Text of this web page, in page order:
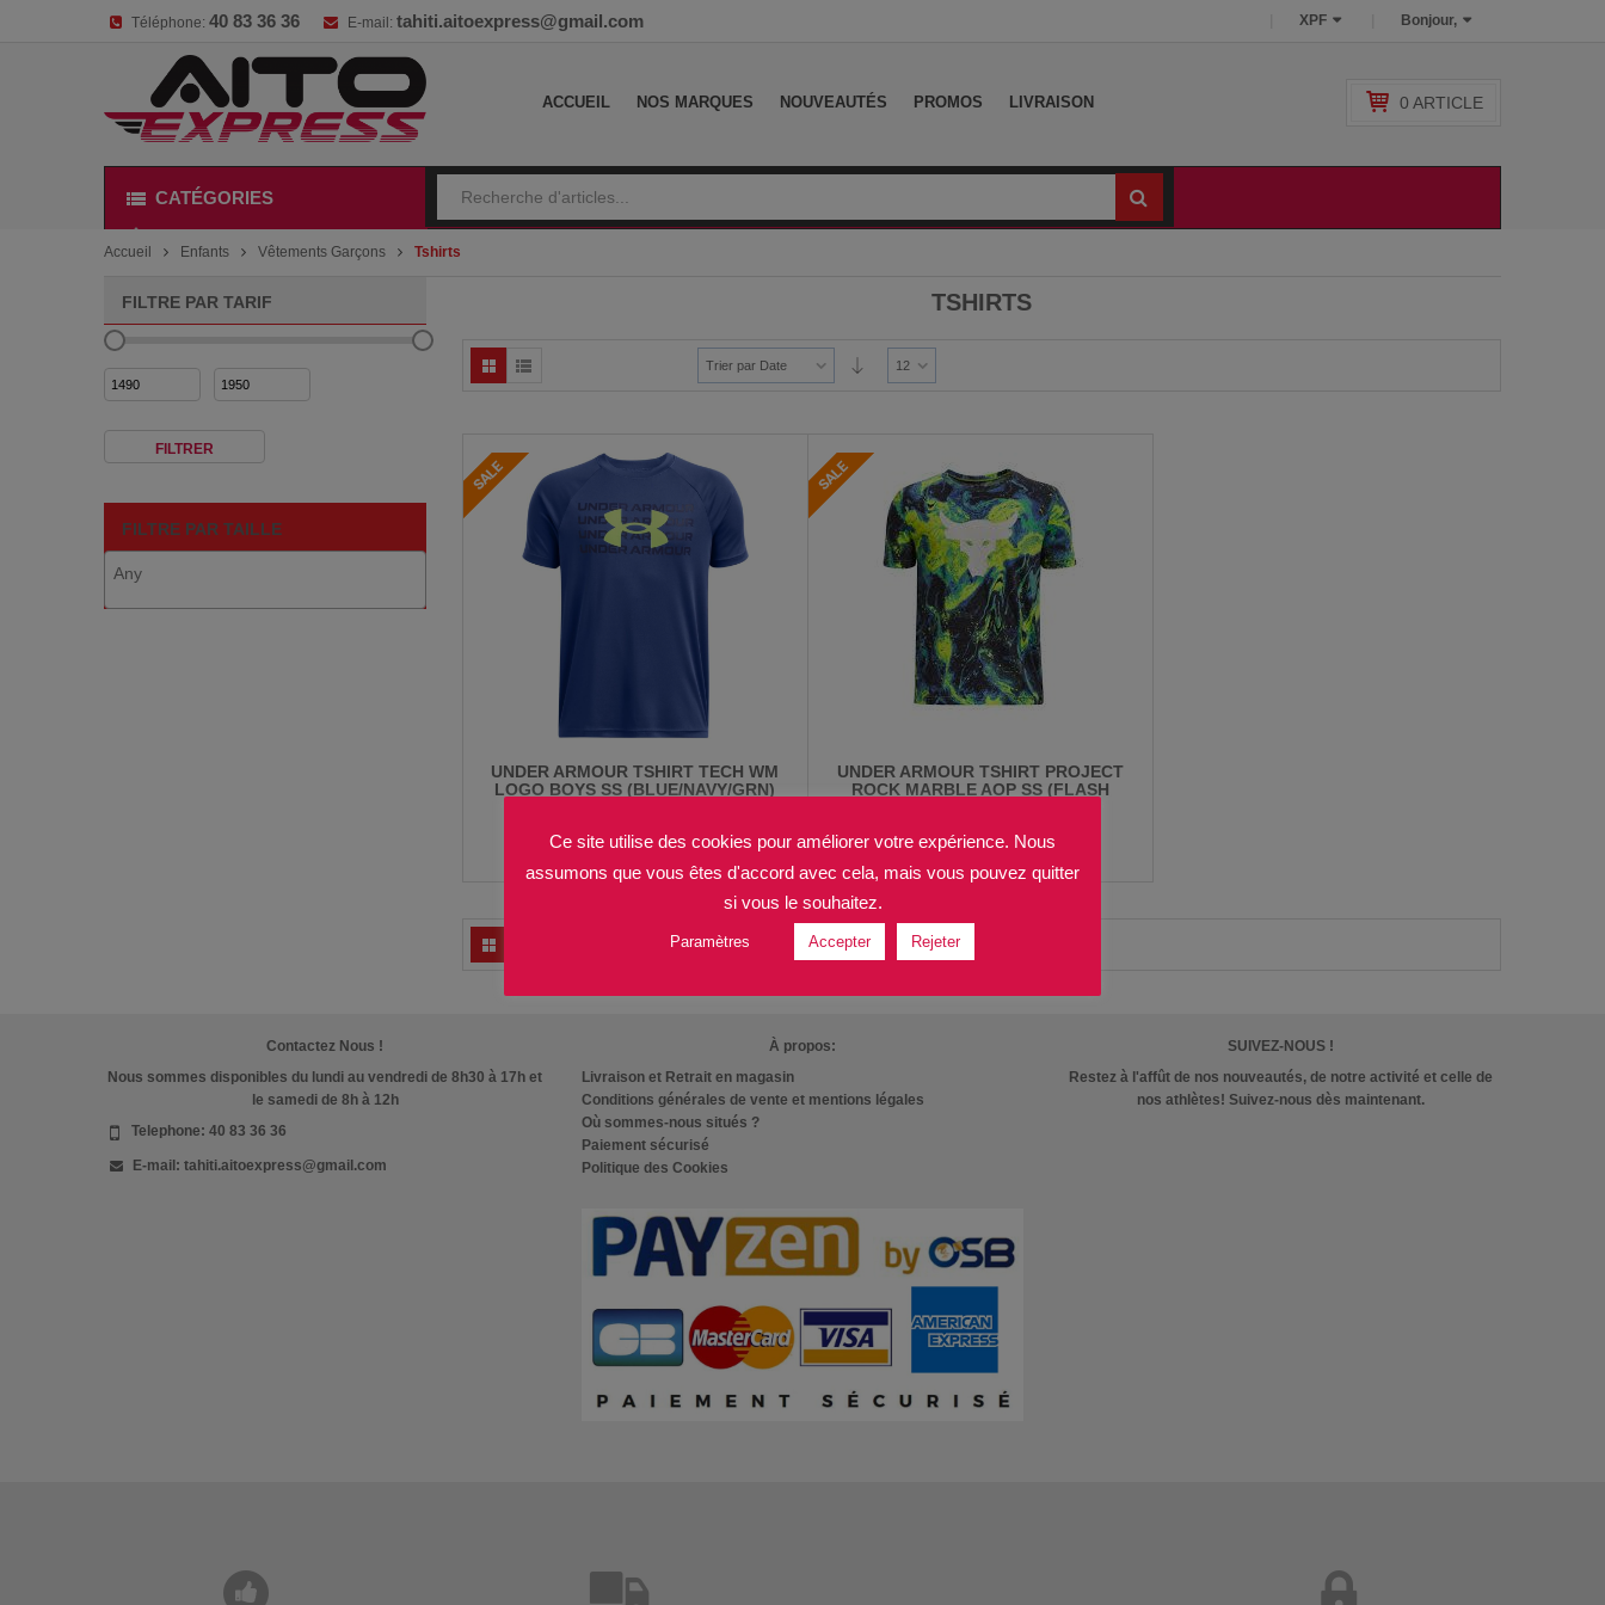
Téléphone: 40 83 36 36 E-mail: tahiti.aitoexpress@gmail.com Bonjour,
XPF
ACCUEIL NOS MARQUES NOUVEAUTÉS PROMOS LIVRAISON 0 ARTICLE
CATÉGORIES
Accueil Enfants Vêtements Garçons Tshirts
FILTRE PAR TARIF
FILTRER
FILTRE PAR TAILLE
TSHIRTS
Trier par Date 12
UNDER ARMOUR TSHIRT TECH WM
LOGO BOYS SS (BLUE/NAVY/GRN)
2990Fr 1495Fr
UNDER ARMOUR TSHIRT PROJECT
ROCK MARBLE AOP SS (FLASH
3900Fr 1950Fr
Trier par Date
Contactez Nous !
Nous sommes disponibles du lundi au vendredi de 8h30 à 17h et
le samedi de 8h à 12h
Telephone: 40 83 36 36
E-mail: tahiti.aitoexpress@gmail.com
À propos:
Livraison et Retrait en magasin
Conditions générales de vente et mentions légales
Où sommes-nous situés ?
Paiement sécurisé
Politique des Cookies
SUIVEZ-NOUS !
Restez à l'affût de nos nouveautés, de notre activité et celle de
nos athlètes! Suivez-nous dès maintenant.
Ce site utilise des cookies pour améliorer votre expérience. Nous
assumons que vous êtes d'accord avec cela, mais vous pouvez quitter
si vous le souhaitez.
Paramètres Accepter Rejeter